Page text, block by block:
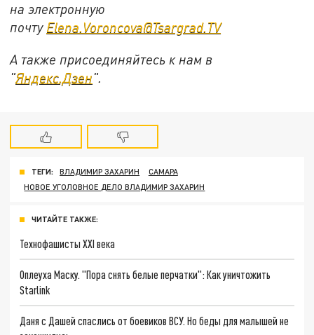
на электронную
почту Elena.Voroncova@Tsargrad.TV
А также присоединяйтесь к нам в
"Яндекс.Дзен".
ТЕГИ: ВЛАДИМИР ЗАХАРИН
САМАРА
НОВОЕ УГОЛОВНОЕ ДЕЛО ВЛАДИМИР ЗАХАРИН
ЧИТАЙТЕ ТАКЖЕ:
Технофашисты XXI века
Оплеуха Маску. "Пора снять белые перчатки": Как уничтожить
Starlink
Даня с Дашей спаслись от боевиков ВСУ. Но беды для малышей не